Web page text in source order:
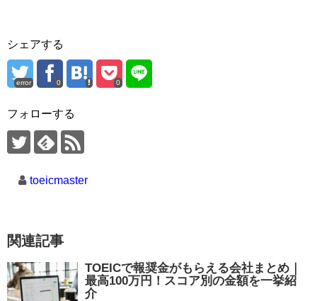
シェアする
error 0 0
フォローする
toeicmaster
関連記事
TOEICで報奨金がもらえる会社まとめ｜
最高100万円！スコア別の金額を一挙紹
介